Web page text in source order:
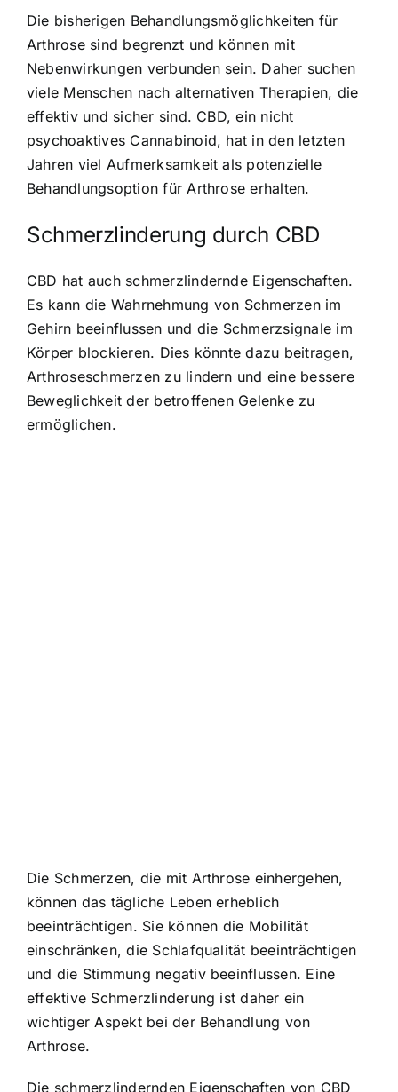
Die bisherigen Behandlungsmöglichkeiten für
Arthrose sind begrenzt und können mit
Nebenwirkungen verbunden sein. Daher suchen
viele Menschen nach alternativen Therapien, die
effektiv und sicher sind. CBD, ein nicht
psychoaktives Cannabinoid, hat in den letzten
Jahren viel Aufmerksamkeit als potenzielle
Behandlungsoption für Arthrose erhalten.
Schmerzlinderung durch CBD
CBD hat auch schmerzlindernde Eigenschaften.
Es kann die Wahrnehmung von Schmerzen im
Gehirn beeinflussen und die Schmerzsignale im
Körper blockieren. Dies könnte dazu beitragen,
Arthroseschmerzen zu lindern und eine bessere
Beweglichkeit der betroffenen Gelenke zu
ermöglichen.
Die Schmerzen, die mit Arthrose einhergehen,
können das tägliche Leben erheblich
beeinträchtigen. Sie können die Mobilität
einschränken, die Schlafqualität beeinträchtigen
und die Stimmung negativ beeinflussen. Eine
effektive Schmerzlinderung ist daher ein
wichtiger Aspekt bei der Behandlung von
Arthrose.
Die schmerzlindernden Eigenschaften von CBD